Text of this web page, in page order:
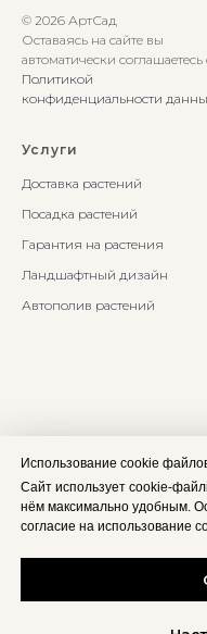
В
© 2026 АртСад
Оставаясь на сайте вы
автоматически соглашаетесь
Политикой
конфиденциальности
Услуги
Доставка растений
Посадка растений
Гарантия на растения
Ландшафтный дизайн
Автополив растений
Использование cookie
Сайт использует cookie-
нём максимально удобным.
согласие на использование